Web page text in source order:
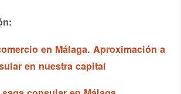
en Málaga. Aproximación a
en nuestra capital